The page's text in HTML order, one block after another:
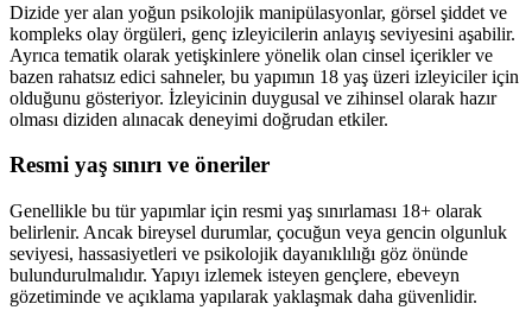
Dizide yer alan yoğun psikolojik manipülasyonlar, görsel şiddet ve
kompleks olay örgüleri, genç izleyicilerin anlayış seviyesini aşabilir.
Ayrıca tematik olarak yetişkinlere yönelik olan cinsel içerikler ve
bazen rahatsız edici sahneler, bu yapımın 18 yaş üzeri izleyiciler için
olduğunu gösteriyor. İzleyicinin duygusal ve zihinsel olarak hazır
olması diziden alınacak deneyimi doğrudan etkiler.
Resmi yaş sınırı ve öneriler
Genellikle bu tür yapımlar için resmi yaş sınırlaması 18+ olarak
belirlenir. Ancak bireysel durumlar, çocuğun veya gencin olgunluk
seviyesi, hassasiyetleri ve psikolojik dayanıklılığı göz önünde
bulundurulmalıdır. Yapıyı izlemek isteyen gençlere, ebeveyn
gözetiminde ve açıklama yapılarak yaklaşmak daha güvenlidir.